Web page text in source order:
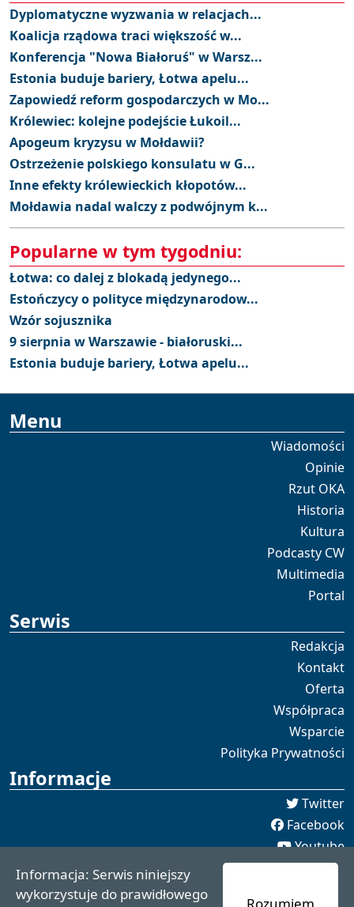
Dyplomatyczne wyzwania w relacjach...
Koalicja rządowa traci większość w...
Konferencja "Nowa Białoruś" w Warsz...
Estonia buduje bariery, Łotwa apelu...
Zapowiedź reform gospodarczych w Mo...
Królewiec: kolejne podejście Łukoil...
Apogeum kryzysu w Mołdawii?
Ostrzeżenie polskiego konsulatu w G...
Inne efekty królewieckich kłopotów...
Mołdawia nadal walczy z podwójnym k...
Popularne w tym tygodniu:
Łotwa: co dalej z blokadą jedynego...
Estończycy o polityce międzynarodow...
Wzór sojusznika
9 sierpnia w Warszawie - białoruski...
Estonia buduje bariery, Łotwa apelu...
Menu
Wiadomości
Opinie
Rzut OKA
Historia
Kultura
Podcasty CW
Multimedia
Portal
Serwis
Redakcja
Kontakt
Oferta
Współpraca
Wsparcie
Polityka Prywatności
Informacje
Twitter
Facebook
Youtube
Spotify
redakcja [[]] czaswschodni.pl
Informacja: Serwis niniejszy
wykorzystuje do prawidłowego
Rozumiem